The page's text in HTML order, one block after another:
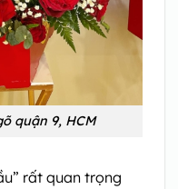
quận 9, HCM
rất quan trọng